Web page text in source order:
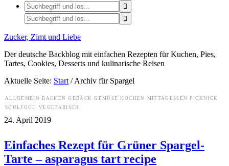
Zucker, Zimt und Liebe
Der deutsche Backblog mit einfachen Rezepten für Kuchen, Pies,
Tartes, Cookies, Desserts und kulinarische Reisen
Aktuelle Seite: Start /Archiv für Spargel
ALLGEMEIN BACKEN GEBÄCK GEMÜSE KOCHEN MITTAGESSEN
PICKNICK
SOULFOOD
VEGETARISCH
24. April 2019
Einfaches Rezept für Grüner Spargel-
Tarte – asparagus tart recipe